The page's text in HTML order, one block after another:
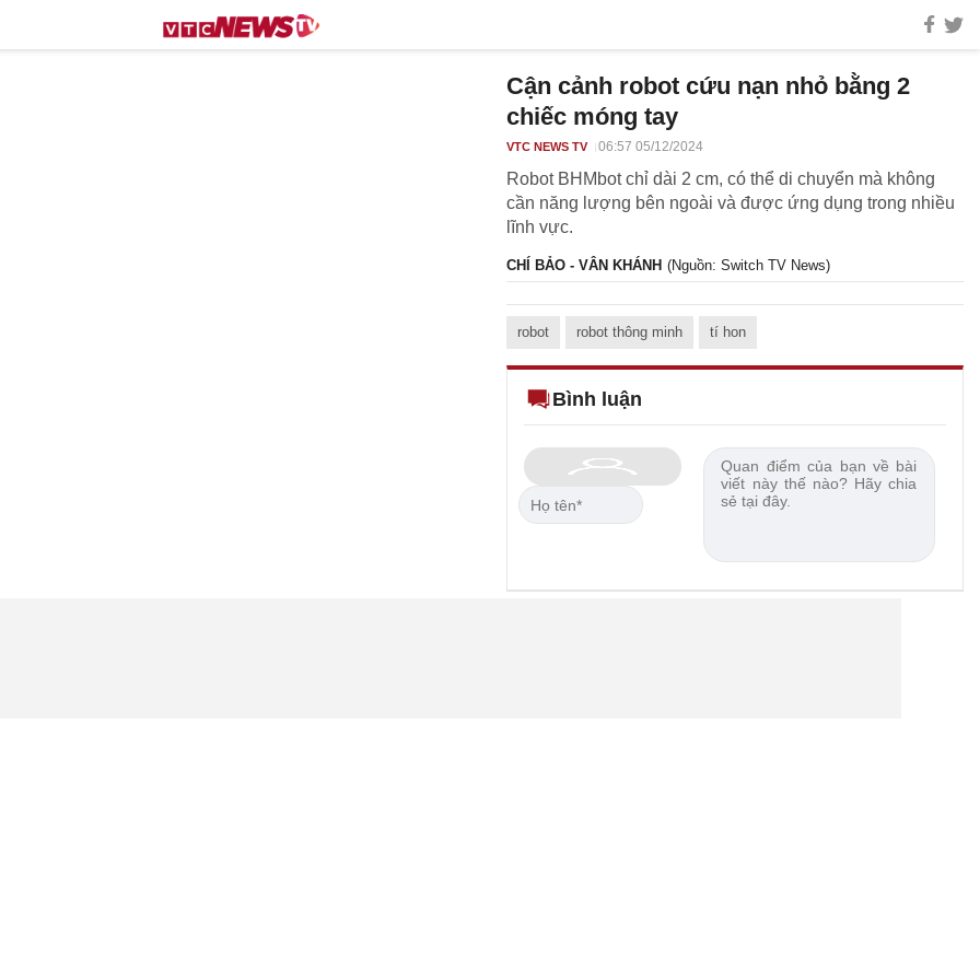
Cận cảnh robot cứu nạn nhỏ bằng 2
chiếc móng tay
VTC NEWS TV 06:57 05/12/2024
Robot BHMbot chỉ dài 2 cm, có thể di chuyển mà không
cần năng lượng bên ngoài và được ứng dụng trong nhiều
lĩnh vực.
CHÍ BẢO - VÂN KHÁNH (Nguồn: Switch TV News)
robot robot thông minh tí hon
Bình luận